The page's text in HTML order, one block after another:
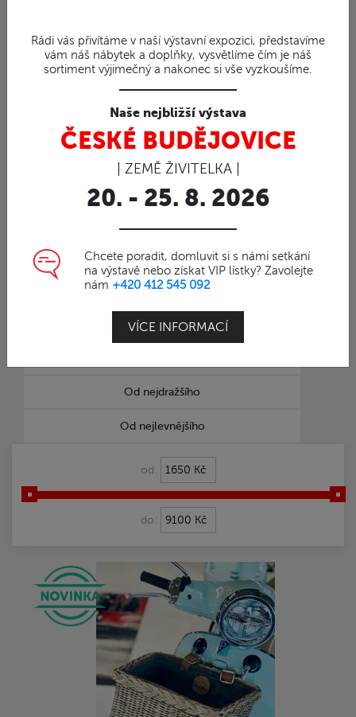
Rádi vás přivítáme v naší výstavní expozici, představíme
vám náš nábytek a doplňky, vysvětlíme čím je náš
sortiment výjimečný a nakonec si vše vyzkoušíme.
Naše nejbližší výstava
ČESKÉ BUDĚJOVICE
| ZEMĚ ŽIVITELKA |
20. - 25. 8. 2026
Chcete poradit, domluvit si s námi setkání
na výstavě nebo získat VIP lístky? Zavolejte
nám +420 412 545 092
VÍCE INFORMACÍ
Závěsná houpací křesla (13)
Koše z ratanu (7)
Dárkové poukazy (6)
Zboží ve slevě (12)
Polstrování na ratan (2)
GASTRO NÁBYTEK (149)
NÁBYTEK ZE SUARU (97)
Od nejdražšího
Od nejlevnějšího
od:
do: